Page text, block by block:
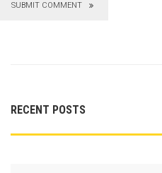
SUBMIT COMMENT
RECENT POSTS